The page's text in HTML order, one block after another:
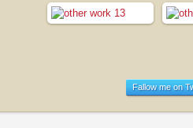
Fallow me on